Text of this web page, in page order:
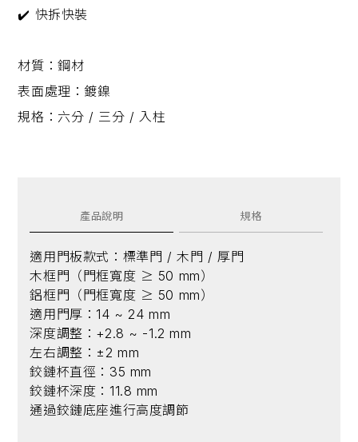
✔️ 快拆快裝
材質：鋼材
表面處理：鍍鎳
規格： 六分 / 三分 / 入柱
產品說明 規格
適用門板款式：標準門 / 木門 / 厚門
木框門（門框寬度 ≥ 50 mm）
鋁框門（門框寬度 ≥ 50 mm）
適用門厚：14 ~ 24 mm
深度調整：+2.8 ~ -1.2 mm
左右調整：±2 mm
鉸鏈杯直徑：35 mm
鉸鏈杯深度：11.8 mm
通過鉸鏈底座進行高度調節